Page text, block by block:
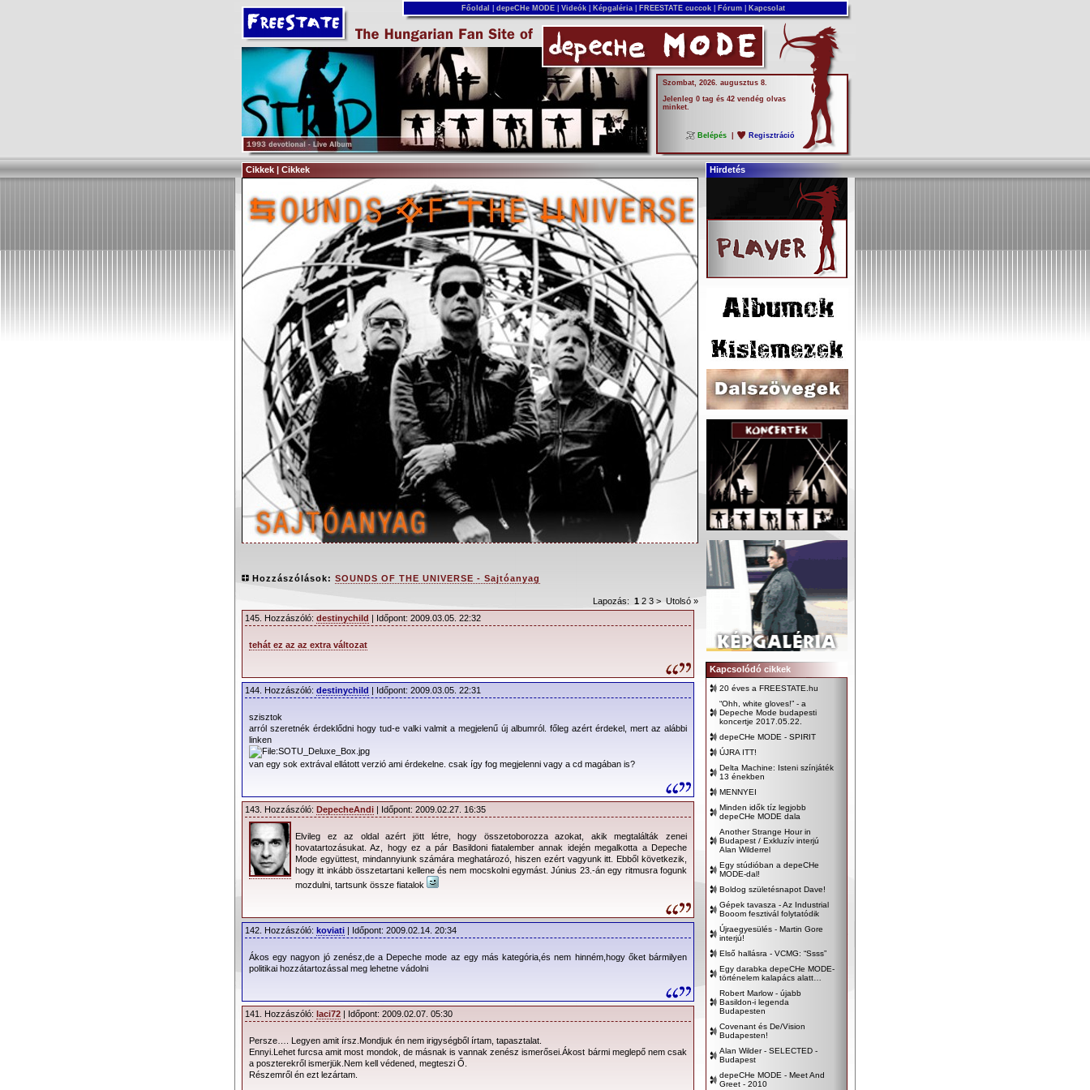
Főoldal depeCHe MODE Videók Képgaléria FREESTATE cuccok Fórum Kapcsolat
Szombat, 2026. augusztus 8.
Jelenleg 0 tag és 42 vendég olvas
minket.
Belépés Regisztráció
Cikkek | Cikkek Hirdetés
Az új depeCHe MODE album megjelenésének bejelentése
2009. április 20. (21. USA)
együttes a depeCHe MODE büszkén jelenti be régen várt új stúdió albumának, a
„ Sounds Of The Universe
20. (21 USA). (Mute Records).
A zenekar eklektikus és erőt adó új kiadványa az utóbbi évtizedek
legelkápráztatóbb és a legváltozatosabb albuma. A lemezt Santa Barbarában és New
Yorkban rögzítették. Munkája során a depeCHe MODE visszatért a patinás analóg
szintetizátorok és dobgépek használatához, azért hogy ismételten felidézzék a retró -
futurisztikus hangzásvilágot. Ez a lírikusnak nevezhető korong a banda állhatatos
megszállottságát hordozza, illetve tömérdek fekete humort tartalmaz, többet, mint az
előző gyűjteményeik közül bármelyik.
Sounds Of
The Universe” arculatának meghatározója a zenekar elsődleges dalszerzője Martin
szóló kiadványán bizonyította - szintén helyet kaptak rajta. A bejelentés kitér arra is,
hogy a csapat újra Ben Hillier producerrel (Blur, Doves, Elbow) dolgozott együtt, aki
abban segédkezett a zenekarnak, hogy új albumuk hangzásvilága időtlenné váljon.
Az elsőként megjelenő kislemezes dal, a „Wrong”, megragadja a hallgató figyelmét az
első taktustól, egészen az utolsó sikoltásig. A taposó ütemeken, a csikorgó
szintetizátorokon és Dave érces énekhangján túl, a „Wrong
MODE klasszikusnak számít. Míg a többi szerzeményben - pl. az érzéki „Jezebel” c.
balladában, az „In Chains
Hozzászólások: SOUNDS OF THE UNIVERSE - Sajtóanyag
Lapozás: 1 2 3 > Utolsó »
145. Hozzászóló: destinychild | Időpont: 2009.03.05. 22:32
tehát ez az az extra változat
144. Hozzászóló: destinychild | Időpont: 2009.03.05. 22:31
szisztok
arról szeretnék érdeklődni hogy tud-e valki valmit a megjelenű új albumról. főleg azért érdekel, mert az alábbi
linken
van egy sok extrával ellátott verzió ami érdekelne. csak így fog megjelenni vagy a cd magában is?
143. Hozzászóló: DepecheAndi | Időpont: 2009.02.27. 16:35
Elvileg ez az oldal azért jött létre, hogy összetoborozza azokat, akik megtalálták zenei
hovatartozásukat. Az, hogy ez a pár Basildoni fiatalember annak idején megalkotta a Depeche
Mode együttest, mindannyiunk számára meghatározó, hiszen ezért vagyunk itt. Ebből következik,
hogy itt inkább összetartani kellene és nem mocskolni egymást. Június 23.-án egy ritmusra fogunk
mozdulni, tartsunk össze fiatalok
142. Hozzászóló: koviati | Időpont: 2009.02.14. 20:34
Ákos egy nagyon jó zenész,de a Depeche mode az egy más kategória,és nem hinném,hogy őket bármilyen
politikai hozzátartozással meg lehetne vádolni
141. Hozzászóló: laci72 | Időpont: 2009.02.07. 05:30
Persze…. Legyen amit írsz.Mondjuk én nem irigységből írtam, tapasztalat.
Ennyi.Lehet furcsa amit most mondok, de másnak is vannak zenész ismerősei.Ákost bármi meglepő nem csak
a poszterekről ismerjük.Nem kell védened, megteszi Ő.
Részemről én ezt lezártam.
Kapcsolódó cikkek
20 éves a FREESTATE.hu
“Ohh, white gloves!” - a
Depeche Mode budapesti
koncertje 2017.05.22.
depeCHe MODE - SPIRIT
ÚJRA ITT!
Delta Machine: Isteni színjáték
13 énekben
MENNYEI
Minden idők tíz legjobb
depeCHe MODE dala
Another Strange Hour in
Budapest / Exkluzív interjú
Alan Wilderrel
Egy stúdióban a depeCHe
MODE-dal!
Boldog születésnapot Dave!
Gépek tavasza - Az Industrial
Booom fesztivál folytatódik
Újraegyesülés - Martin Gore
interjú!
Első hallásra - VCMG: “Ssss”
Egy darabka depeCHe MODE-
történelem kalapács alatt…
Robert Marlow - újabb
Basildon-i legenda
Budapesten
Covenant és De/Vision
Budapesten!
Alan Wilder - SELECTED -
Budapest
depeCHe MODE - Meet And
Greet - 2010